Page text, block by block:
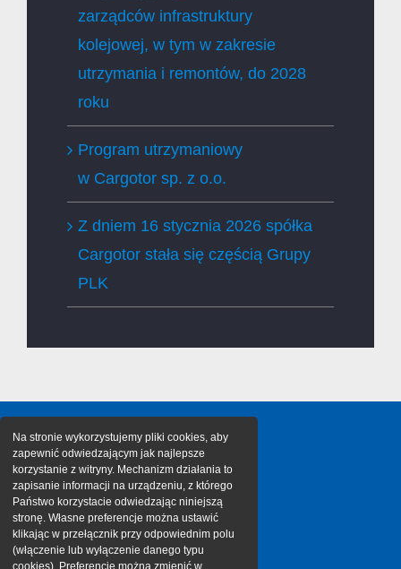
zarządców infrastruktury
kolejowej, w tym w zakresie
utrzymania i remontów, do 2028
roku
Program utrzymaniowy
w Cargotor sp. z o.o.
Z dniem 16 stycznia 2026 spółka
Cargotor stała się częścią Grupy
PLK
Na stronie wykorzystujemy pliki cookies, aby
zapewnić odwiedzającym jak najlepsze
korzystanie z witryny. Mechanizm działania to
zapisanie informacji na urządzeniu, z którego
Państwo korzystacie odwiedzając niniejszą
stronę. Własne preferencje można ustawić
klikając w przełącznik przy odpowiednim polu
(włączenie lub wyłączenie danego typu
cookies). Preferencje można zmienić w